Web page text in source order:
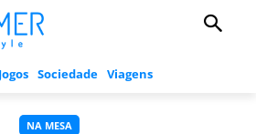
Jogos Sociedade Viagens
NA MESA